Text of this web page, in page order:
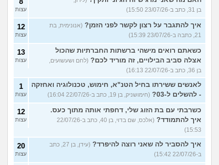
בן 31, כתב ב-23/07/26 15:50)
עצות
איך להתגבר על רצון לקשר לפני הזמן? (אנונימית, בת
21, כתבה ב-23/07/26 15:39)
12
עצות
כשאתם רואים מישהי ברשתות החברתיות שהכול
אצלה סביב הבילויים, זה מוריד לכם? (לחם ושעשועים,
בן 36, כתב ב-22/07/26 16:13)
13
עצות
לאנשים ששירתו בחיל הטנ"א, חימוש, טכנולוגיה ואחזקה
- להשלים ל-03?
(חימושניק, בן 19, כתב ב-22/07/26 16:04)
1
עצות
כשרבתי עם בת הזוג שלי, דחפתי אותה מתוך כעס.
איך להתמודד?
(אלכס, שם בדוי, בן 40, כתב ב-22/07/26
15:53)
12
עצות
איך להסביר לה שאני רוצה להיפרד?
(עידן, בן 27, כתב
ב-22/07/26 15:42)
20
עצות